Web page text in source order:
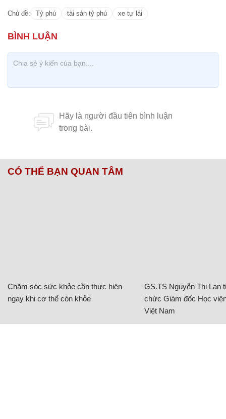
Chủ đề: Tỷ phú tài sản tỷ phú xe tự lái
CÓ THỂ BẠN QUAN TÂM
Chăm sóc sức khỏe cần thực hiện
ngay khi cơ thể còn khỏe
GS.TS Nguyễn Thị Lan
chức Giám đốc Học
Việt Nam